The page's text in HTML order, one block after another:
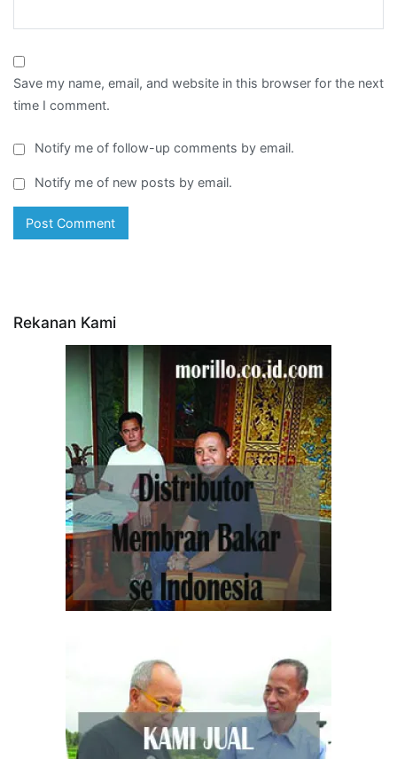
Save my name, email, and website in this browser for the next
time I comment.
Notify me of follow-up comments by email.
Notify me of new posts by email.
Rekanan Kami